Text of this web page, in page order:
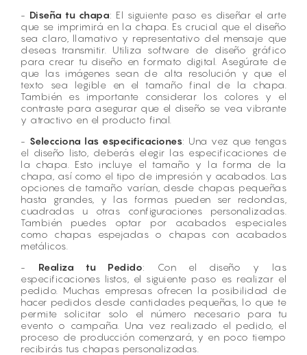
- Diseña tu chapa: El siguiente paso es diseñar el arte
que se imprimirá en la chapa. Es crucial que el diseño
sea claro, llamativo y representativo del mensaje que
deseas transmitir. Utiliza software de diseño gráfico
para crear tu diseño en formato digital. Asegúrate de
que las imágenes sean de alta resolución y que el
texto sea legible en el tamaño final de la chapa.
También es importante considerar los colores y el
contraste para asegurar que el diseño se vea vibrante
y atractivo en el producto final.
- Selecciona las especificaciones: Una vez que tengas
el diseño listo, deberás elegir las especificaciones de
la chapa. Esto incluye el tamaño y la forma de la
chapa, así como el tipo de impresión y acabados. Las
opciones de tamaño varían, desde chapas pequeñas
hasta grandes, y las formas pueden ser redondas,
cuadradas u otras configuraciones personalizadas.
También puedes optar por acabados especiales
como chapas espejadas o chapas con acabados
metálicos.
- Realiza tu Pedido: Con el diseño y las
especificaciones listos, el siguiente paso es realizar el
pedido. Muchas empresas ofrecen la posibilidad de
hacer pedidos desde cantidades pequeñas, lo que te
permite solicitar solo el número necesario para tu
evento o campaña. Una vez realizado el pedido, el
proceso de producción comenzará, y en poco tiempo
recibirás tus chapas personalizadas.